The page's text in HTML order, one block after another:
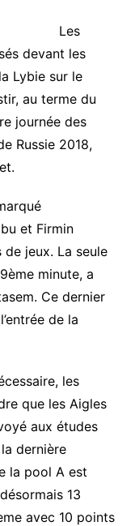
Les
devant les
Lybie sur le
au terme du
journée des
Russie 2018,
et Firmin
jeux. La seule
minute, a
Ce dernier
de la
les
que les Aigles
aux études
dernière
la pool A est
13
avec 10 points